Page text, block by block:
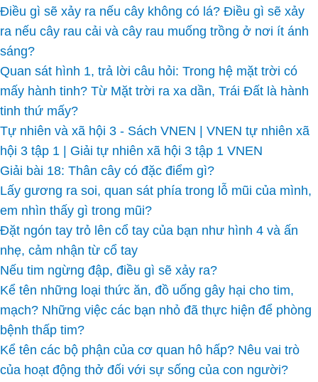
Điều gì sẽ xảy ra nếu cây không có lá? Điều gì sẽ xảy
ra nếu cây rau cải và cây rau muống trồng ở nơi ít ánh
sáng?
Quan sát hình 1, trả lời câu hỏi: Trong hệ mặt trời có
mấy hành tinh? Từ Mặt trời ra xa dần, Trái Đất là hành
tinh thứ mấy?
Tự nhiên và xã hội 3 - Sách VNEN | VNEN tự nhiên xã
hội 3 tập 1 | Giải tự nhiên xã hội 3 tập 1 VNEN
Giải bài 18: Thân cây có đặc điểm gì?
Lấy gương ra soi, quan sát phía trong lỗ mũi của mình,
em nhìn thấy gì trong mũi?
Đặt ngón tay trỏ lên cổ tay của bạn như hình 4 và ấn
nhẹ, cảm nhận từ cổ tay
Nếu tim ngừng đập, điều gì sẽ xảy ra?
Kể tên những loại thức ăn, đồ uống gây hại cho tim,
mạch? Những việc các bạn nhỏ đã thực hiện để phòng
bệnh thấp tim?
Kể tên các bộ phận của cơ quan hô hấp? Nêu vai trò
của hoạt động thở đối với sự sống của con người?